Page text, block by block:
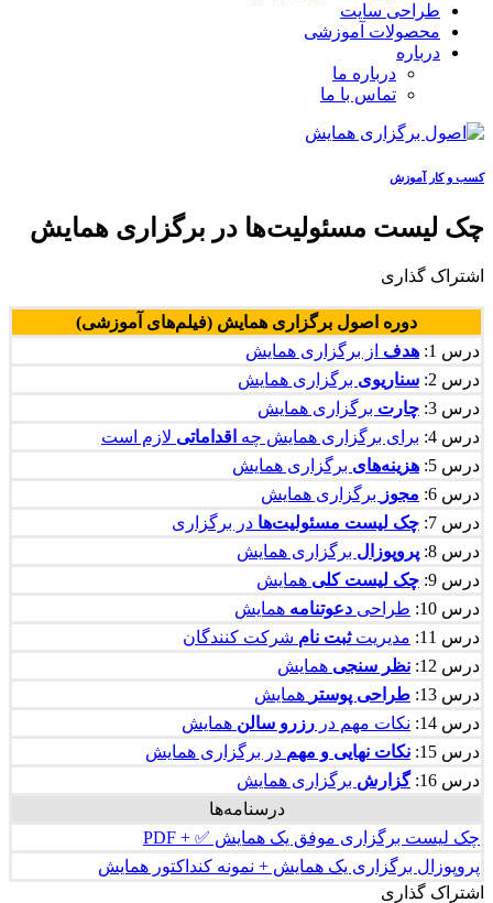
طراحی سایت
محصولات آموزشی
درباره
درباره ما
تماس با ما
کسب و کار آموزش
چک لیست مسئولیت‌ها در برگزاری همایش
اشتراک گذاری
دوره اصول برگزاری همایش (فیلم‌های آموزشی)
درس 1:
هدف از برگزاری همایش
درس 2:
سناریوی برگزاری همایش
درس 3:
چارت برگزاری همایش
درس 4:
برای برگزاری همایش چه اقداماتی لازم است
درس 5:
هزینه‌های برگزاری همایش
درس 6:
مجوز برگزاری همایش
درس 7:
چک لیست مسئولیت‌ها در برگزاری
درس 8:
پروپوزال برگزاری همایش
درس 9:
چک لیست کلی همایش
درس 10:
طراحی دعوتنامه همایش
درس 11:
مدیریتثبت نام شرکت کنندگان
درس 12:
نظر سنجی همایش
درس 13:
طراحی پوستر همایش
درس 14:
نکات مهم در رزرو سالن همایش
درس 15:
نکات نهایی و مهم در برگزاری همایش
درس 16:
گزارش برگزاری همایش
درسنامه‌ها
چک لیست برگزاری موفق یک همایش ✅ + PDF
پروپوزال برگزاری یک همایش + نمونه کنداکتور همایش
اشتراک گذاری